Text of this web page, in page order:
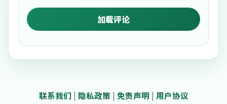
加载评论
联系我们 | 隐私政策 | 免责声明 | 用户协议